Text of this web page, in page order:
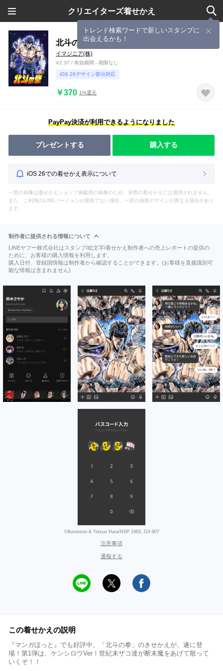
クリエイターズ着せかえ
トレンド検索ワードで新しいスタンプに
出会えるかも！
北斗の拳（ケンシロウVer.）
イマジニア(株)
V2.37 / 有効期間 - 期限なし
iOS 26デザイン部分対応
￥370 1%還元
PayPay決済が利用できるようになりました
プレゼントする 購入する
iOS 26での着せかえ表示について
一部の画像は着せかえショップ掲載用の画像のため、実際の着せかえには適用されません。
また、ご利用のLINEバージョンが最新でない場合、一部の画面デザインが異なる場合があり
ます。
制作者に提供される情報について
LINEヤフー株式会社はスタンプ/絵文字/着せかえ制作者への売上レポートの提供の
ために、お客様の購入情報を利用します。
購入日付、登録国情報は制作者から確認することができます。(お客様を直接識別可
能な情報は含まれません)
©Buronson & Tetsuo Hara/NSP 1983, GX-907
注意事項
通報する
この着せかえの説明
『マンガほっと』でも好評中。「北斗の拳」のきせかえが、遂に登
場！第1弾は、ケンシロウVer！世紀末ザコ達が断末魔をあげて散って
いくぞ！！